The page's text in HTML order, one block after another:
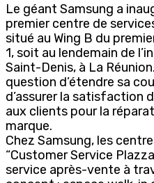
Le géant Samsung a
premier centre de
situé au Wing B du
1, soit au lendemain de
Saint-Denis, à La
question d’étendre sa
d’assurer la satisfaction
aux clients pour la
marque.
Chez Samsung, les
“Customer Service
service après-vente à